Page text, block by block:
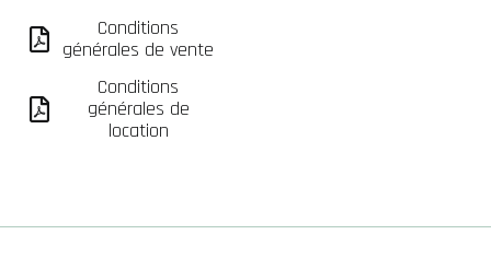
Conditions
générales de vente
Conditions
générales de
location